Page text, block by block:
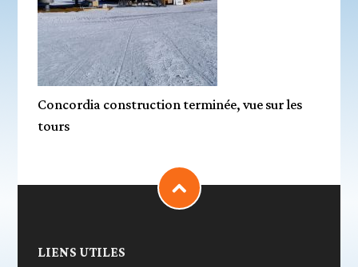
Concordia construction terminée, vue sur les
tours
LIENS UTILES